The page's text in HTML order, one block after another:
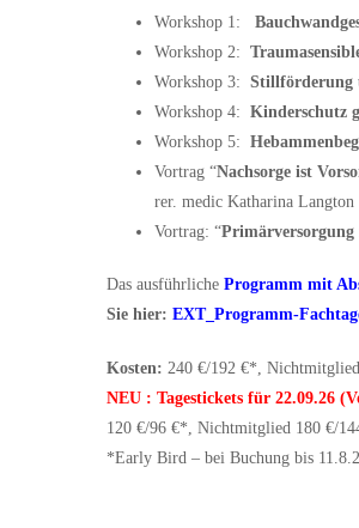
Workshop 1:
Workshop 2:
Workshop 3: Stillförderung
Workshop 4: Kinderschutz
Workshop 5:
Vortrag “Nachsorge ist
rer. medic Katharina Langton
Vortrag: “Primärversorgung
Das ausführliche Programm mit
Sie hier: EXT_Programm-
Kosten: 240 €/192 €*,
NEU : Tagestickets für 22.09.26
120 €/96 €*, Nichtmitglied 180 €/
*Early Bird – bei Buchung bis